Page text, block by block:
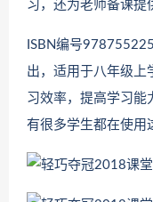
习，还为老师备课提
ISBN编号
出，适用于八年级上
习效率，提高学习能
有很多学生都在使用